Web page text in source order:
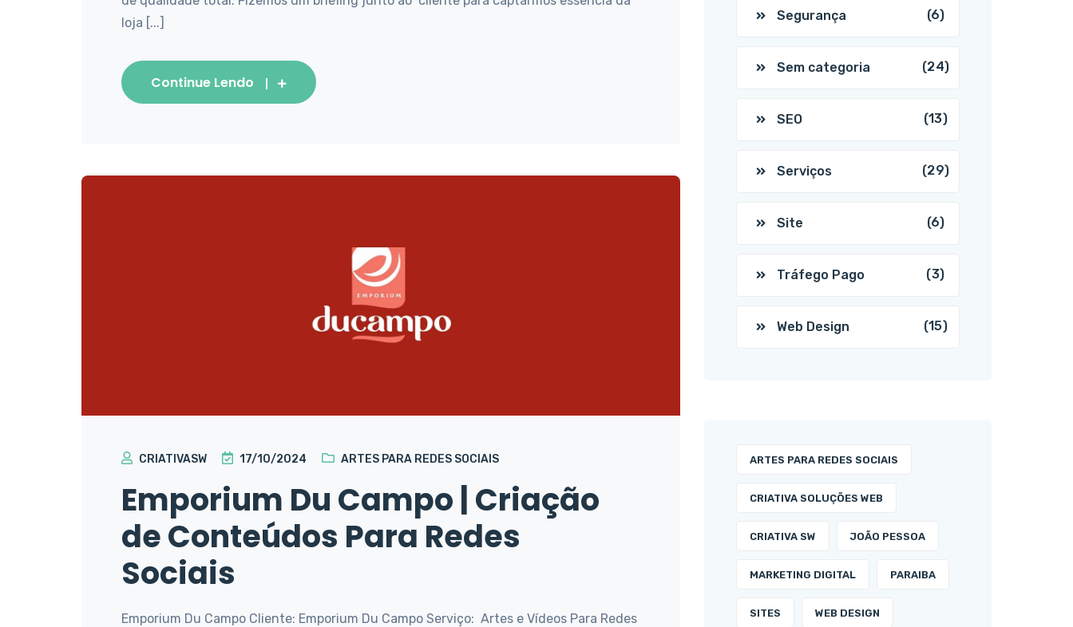
loja [...]
Continue Lendo
CRIATIVASW 17/10/2024 ARTES PARA REDES SOCIAIS
Emporium Du Campo | Criação
de Conteúdos Para Redes
Sociais
Emporium Du Campo Cliente: Emporium Du Campo Serviço: Artes e Vídeos Para Redes
Segurança (6)
Sem categoria (24)
SEO (13)
Serviços (29)
Site (6)
Tráfego Pago (3)
Web Design (15)
ARTES PARA REDES SOCIAIS
CRIATIVA SOLUÇÕES WEB
CRIATIVA SW JOÃO PESSOA
MARKETING DIGITAL PARAIBA
SITES WEB DESIGN